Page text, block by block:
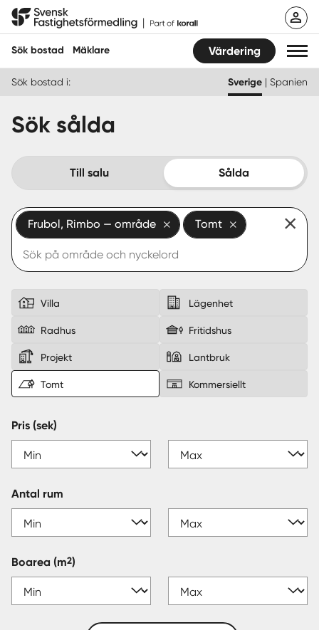
Hoppa
Svensk Fastighetsförmedling
Sök bostad Mäklare Värdering
Hitta mäklare
Köpa
Guider
Start
Logga in
Sverige|Spanien
Sök bostad i: Sverige | Spanien
Sök sålda
Till salu Sålda
Frubol, Rimbo — område Tomt
Villa Lägenhet
Radhus Fritidshus
Projekt Lantbruk
Tomt Kommersiellt
Pris (sek)
Antal rum
Boarea (m2)